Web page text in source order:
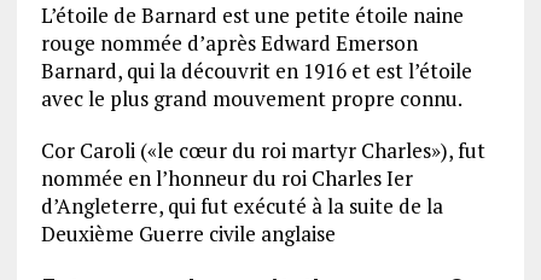
L’étoile de Barnard est une petite étoile naine
rouge nommée d’après Edward Emerson
Barnard, qui la découvrit en 1916 et est l’étoile
avec le plus grand mouvement propre connu.
Cor Caroli («le cœur du roi martyr Charles»), fut
nommée en l’honneur du roi Charles Ier
d’Angleterre, qui fut exécuté à la suite de la
Deuxième Guerre civile anglaise